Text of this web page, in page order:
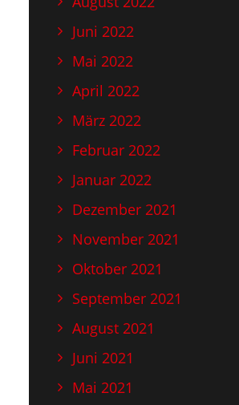
Juni 2022
Mai 2022
April 2022
März 2022
Februar 2022
Januar 2022
Dezember 2021
November 2021
Oktober 2021
September 2021
August 2021
Juni 2021
Mai 2021